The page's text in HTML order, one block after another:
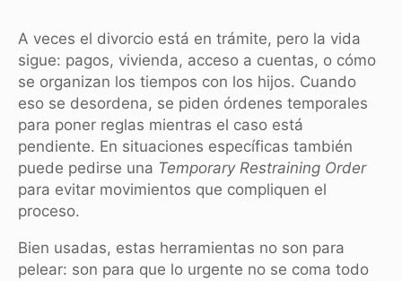
A veces el divorcio está en trámite, pero la vida
sigue: pagos, vivienda, acceso a cuentas, o cómo
se organizan los tiempos con los hijos. Cuando
eso se desordena, se piden órdenes temporales
para poner reglas mientras el caso está
pendiente. En situaciones específicas también
puede pedirse una Temporary Restraining Order
para evitar movimientos que compliquen el
proceso.
Bien usadas, estas herramientas no son para
pelear: son para que lo urgente no se coma todo